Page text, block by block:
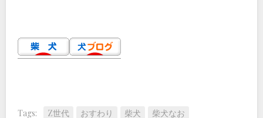
Tags: Z世代 おすわり 柴犬
柴犬なお